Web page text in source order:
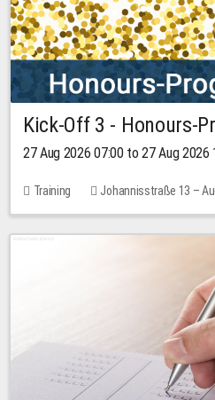
Kick-Off 3 - Honours-
27 Aug 2026 07:00 to 27 Aug 2026
Training
Johannisstraße 13 –
11 places